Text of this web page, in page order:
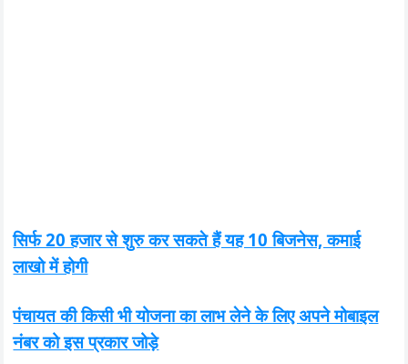
सिर्फ 20 हजार से शुरु कर सकते हैं यह 10 बिजनेस, कमाई
लाखो में होगी
पंचायत की किसी भी योजना का लाभ लेने के लिए अपने मोबाइल
नंबर को इस प्रकार जोड़े